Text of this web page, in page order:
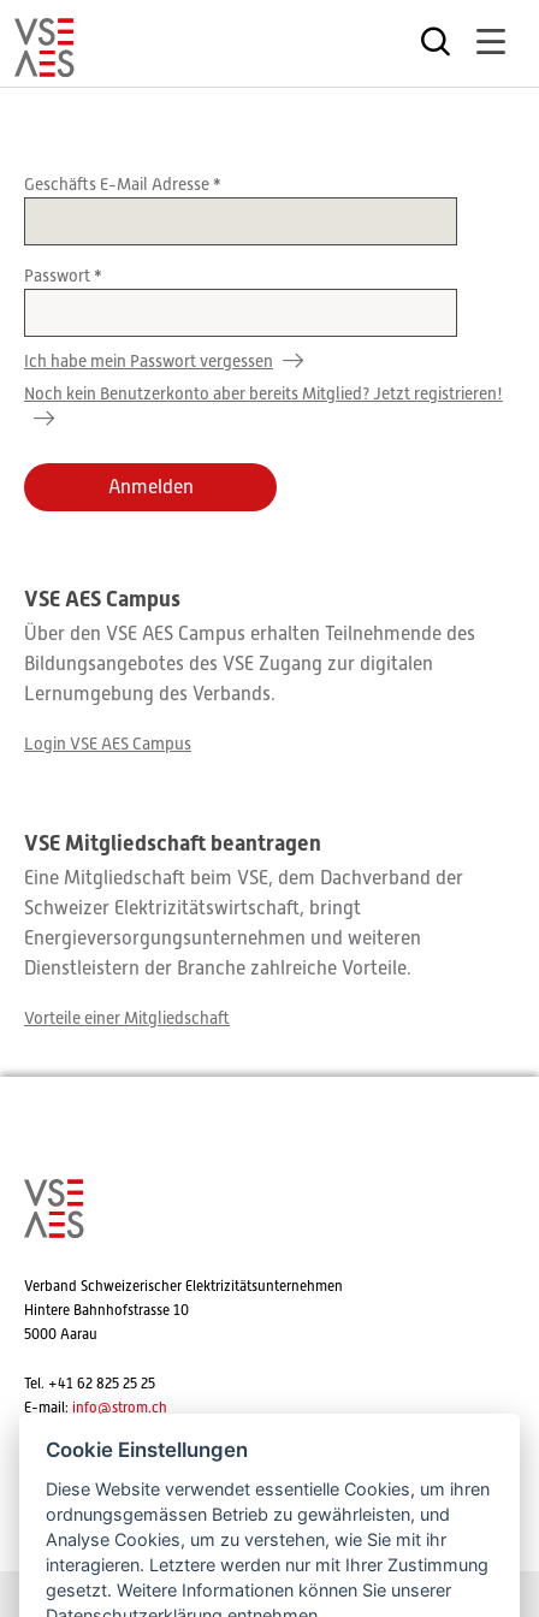
Geschäfts E-Mail Adresse
Passwort
Ich habe mein Passwort vergessen
Noch kein Benutzerkonto aber bereits Mitglied? Jetzt registrieren!
VSE AES Campus
Über den VSE AES Campus erhalten Teilnehmende des
Bildungsangebotes des VSE Zugang zur digitalen
Lernumgebung des Verbands.
Login VSE AES Campus
VSE Mitgliedschaft beantragen
Eine Mitgliedschaft beim VSE, dem Dachverband der
Schweizer Elektrizitätswirtschaft, bringt
Energieversorgungsunternehmen und weiteren
Dienstleistern der Branche zahlreiche Vorteile.
Vorteile einer Mitgliedschaft
Verband Schweizerischer Elektrizitätsunternehmen
Hintere Bahnhofstrasse 10
5000 Aarau
Tel. +41 62 825 25 25
E-mail: info@strom.ch
Newsletter abonnieren
Cookie Einstellungen
Diese Website verwendet essentielle Cookies, um ihren
ordnungsgemässen Betrieb zu gewährleisten, und
Analyse Cookies, um zu verstehen, wie Sie mit ihr
interagieren. Letztere werden nur mit Ihrer Zustimmung
gesetzt. Weitere Informationen können Sie unserer